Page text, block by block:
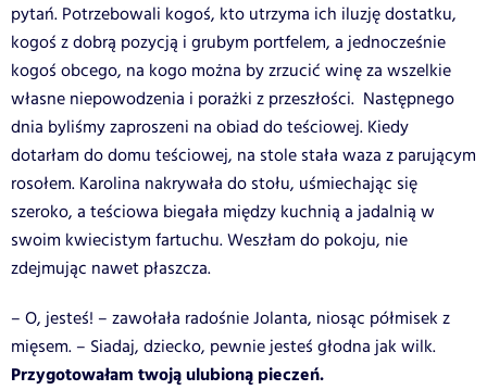
pytań. Potrzebowali kogoś, kto utrzyma ich iluzję dostatku,
kogoś z dobrą pozycją i grubym portfelem, a jednocześnie
kogoś obcego, na kogo można by zrzucić winę za wszelkie
własne niepowodzenia i porażki z przeszłości. Następnego
dnia byliśmy zaproszeni na obiad do teściowej. Kiedy
dotarłam do domu teściowej, na stole stała waza z parującym
rosołem. Karolina nakrywała do stołu, uśmiechając się
szeroko, a teściowa biegała między kuchnią a jadalnią w
swoim kwiecistym fartuchu. Weszłam do pokoju, nie
zdejmując nawet płaszcza.
– O, jesteś! – zawołała radośnie Jolanta, niosąc półmisek z
mięsem. – Siadaj, dziecko, pewnie jesteś głodna jak wilk.
Przygotowałam twoją ulubioną pieczeń.